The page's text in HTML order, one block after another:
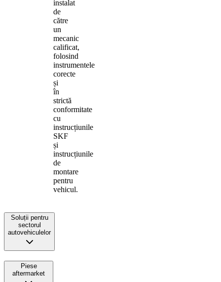
instalat
de
către
un
mecanic
calificat,
folosind
instrumentele
corecte
și
în
strictă
conformitate
cu
instrucțiunile
SKF
și
instrucțiunile
de
montare
pentru
vehicul.
Soluții pentru
sectorul
autovehiculelor
Piese
aftermarket